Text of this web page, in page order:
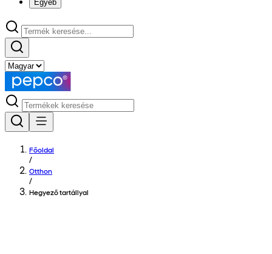
Egyéb
Főoldal
/
Otthon
/
Hegyező tartállyal